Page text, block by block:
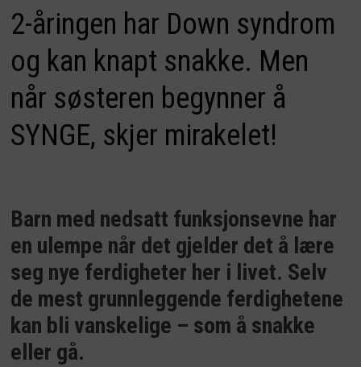
2-åringen har Down syndrom
og kan knapt snakke. Men
når søsteren begynner å
SYNGE, skjer mirakelet!
Barn med nedsatt funksjonsevne har
en ulempe når det gjelder det å lære
seg nye ferdigheter her i livet. Selv
de mest grunnleggende ferdighetene
kan bli vanskelige – som å snakke
eller gå.